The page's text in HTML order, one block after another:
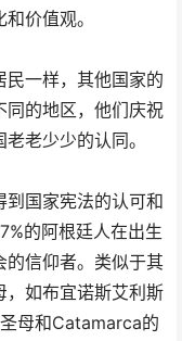
价值观。
一样，其他国家的
同的地区，他们庆祝
老少少的认同。
国家宪法的认可和
的阿根廷人在出生
的信仰者。类似于其
，如布宜诺斯艾利斯
母和Catamarca的